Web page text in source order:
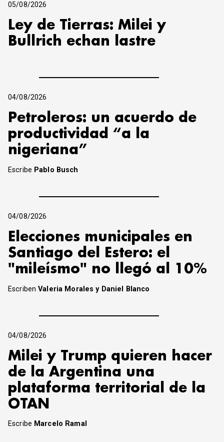
05/08/2026
Ley de Tierras: Milei y
Bullrich echan lastre
04/08/2026
Petroleros: un acuerdo de
productividad “a la
nigeriana”
Escribe Pablo Busch
04/08/2026
Elecciones municipales en
Santiago del Estero: el
"mileísmo" no llegó al 10%
EscribenValeria Morales y Daniel Blanco
04/08/2026
Milei y Trump quieren hacer
de la Argentina una
plataforma territorial de la
OTAN
Escribe Marcelo Ramal